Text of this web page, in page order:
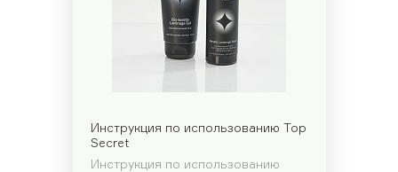
Инструкция по использованию Top
Secret
Инструкция по использованию